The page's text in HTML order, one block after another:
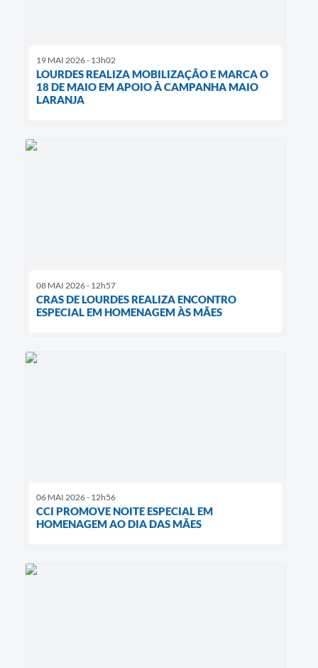
19 MAI 2026 - 13h02
LOURDES REALIZA MOBILIZAÇÃO E MARCA O
18 DE MAIO EM APOIO À CAMPANHA MAIO
LARANJA
08 MAI 2026 - 12h57
CRAS DE LOURDES REALIZA ENCONTRO
ESPECIAL EM HOMENAGEM ÀS MÃES
06 MAI 2026 - 12h56
CCI PROMOVE NOITE ESPECIAL EM
HOMENAGEM AO DIA DAS MÃES